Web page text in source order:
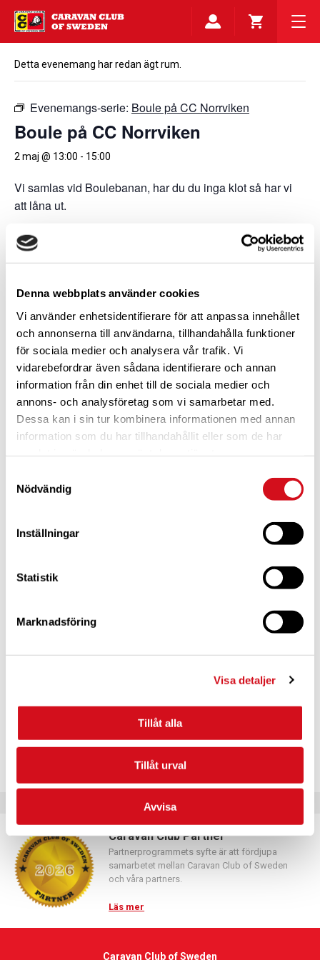
Denna webbplats använder cookies
Vi använder enhetsidentifierare för att anpassa innehållet
och annonserna till användarna, tillhandahålla funktioner
för sociala medier och analysera vår trafik. Vi
vidarebefordrar även sådana identifierare och annan
information från din enhet till de sociala medier och
annons- och analysföretag som vi samarbetar med.
Dessa kan i sin tur kombinera informationen med annan
information som du har tillhandahållit eller som de har
Nödvändig
Inställningar
Statistik
Marknadsföring
Visa detaljer
Tillåt alla
Tillåt urval
Avvisa
Detta evenemang har redan ägt rum.
Evenemangs-serie: Boule på CC Norrviken
Boule på CC Norrviken
2 maj @ 13:00 - 15:00
Vi samlas vid Boulebanan, har du du inga klot så har vi
att låna ut.
DETALJER
Datum:
2 maj
Tid:
13:00 - 15:00
Serie:
ARRANGÖR
Caravan Club Norrviken
Caravan Club Partner
Partnerprogrammets syfte är att fördjupa
samarbetet mellan Caravan Club of Sweden
och våra partners.
Läs mer
Caravan Club of Sweden